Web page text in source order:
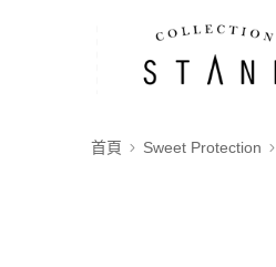
首頁 Sweet Protection